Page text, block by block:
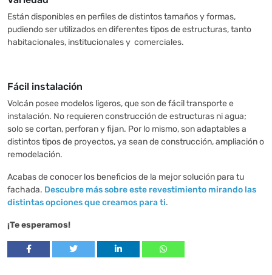
Están disponibles en perfiles de distintos tamaños y formas,
pudiendo ser utilizados en diferentes tipos de estructuras, tanto
habitacionales, institucionales y comerciales.
Fácil instalación
Volcán posee modelos ligeros, que son de fácil transporte e
instalación. No requieren construcción de estructuras ni agua;
solo se cortan, perforan y fijan. Por lo mismo, son adaptables a
distintos tipos de proyectos, ya sean de construcción, ampliación o
remodelación.
Acabas de conocer los beneficios de la mejor solución para tu
fachada. Descubre más sobre este revestimiento mirando las
distintas opciones que creamos para ti.
¡Te esperamos!